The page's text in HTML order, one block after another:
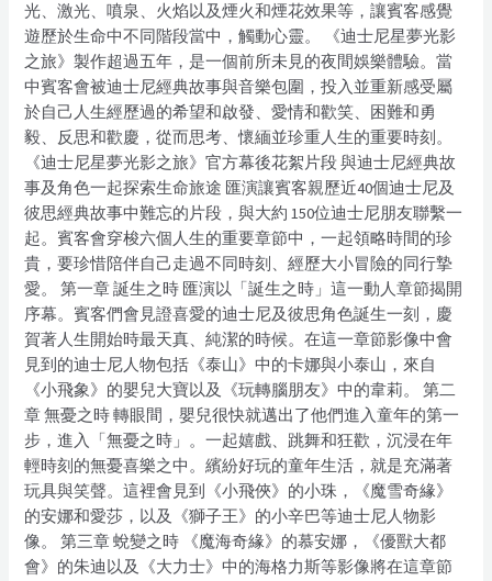
光、激光、噴泉、火焰以及煙火和煙花效果等，讓賓客感覺
遊歷於生命中不同階段當中，觸動心靈。 《迪士尼星夢光影
之旅》製作超過五年，是一個前所未見的夜間娛樂體驗。當
中賓客會被迪士尼經典故事與音樂包圍，投入並重新感受屬
於自己人生經歷過的希望和啟發、愛情和歡笑、困難和勇
毅、反思和歡慶，從而思考、懷緬並珍重人生的重要時刻。
《迪士尼星夢光影之旅》官方幕後花絮片段 與迪士尼經典故
事及角色一起探索生命旅途 匯演讓賓客親歷近40個迪士尼及
彼思經典故事中難忘的片段，與大約 150位迪士尼朋友聯繫一
起。賓客會穿梭六個人生的重要章節中，一起領略時間的珍
貴，要珍惜陪伴自己走過不同時刻、經歷大小冒險的同行摯
愛。 第一章 誕生之時 匯演以「誕生之時」這一動人章節揭開
序幕。賓客們會見證喜愛的迪士尼及彼思角色誕生一刻，慶
賀著人生開始時最天真、純潔的時候。在這一章節影像中會
見到的迪士尼人物包括《泰山》中的卡娜與小泰山，來自
《小飛象》的嬰兒大寶以及《玩轉腦朋友》中的韋莉。 第二
章 無憂之時 轉眼間，嬰兒很快就邁出了他們進入童年的第一
步，進入「無憂之時」。一起嬉戲、跳舞和狂歡，沉浸在年
輕時刻的無憂喜樂之中。繽紛好玩的童年生活，就是充滿著
玩具與笑聲。這裡會見到《小飛俠》的小珠，《魔雪奇緣》
的安娜和愛莎，以及《獅子王》的小辛巴等迪士尼人物影
像。 第三章 蛻變之時 《魔海奇緣》的慕安娜，《優獸大都
會》的朱迪以及《大力士》中的海格力斯等影像將在這章節